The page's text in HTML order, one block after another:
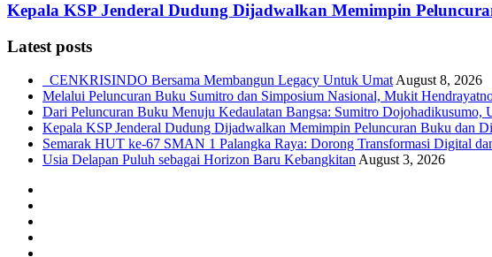
Kepala KSP Jenderal Dudung Dijadwalkan Memimpin
Latest posts
CENKRISINDO Bersama Membangun Legacy Untuk UmatAugust 8, 2026
Melalui Peluncuran Buku Sumitro dan Simposium Nasional, Mukit
Dari Peluncuran Buku Menuju Kedaulatan Bangsa: Sumitro Dojohadikusumo,
Kepala KSP Jenderal Dudung Dijadwalkan Memimpin Peluncuran Buku dan
Semarak HUT ke-67 SMAN 1 Palangka Raya: Dorong Transformasi Digital
Usia Delapan Puluh sebagai Horizon Baru KebangkitanAugust 3, 2026